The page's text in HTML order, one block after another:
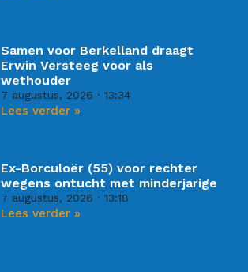
Samen voor Berkelland draagt
Erwin Versteeg voor als
wethouder
7 augustus, 2026 13:34
Lees verder »
Ex-Borculoër (55) voor rechter
wegens ontucht met minderjarige
7 augustus, 2026 13:18
Lees verder »